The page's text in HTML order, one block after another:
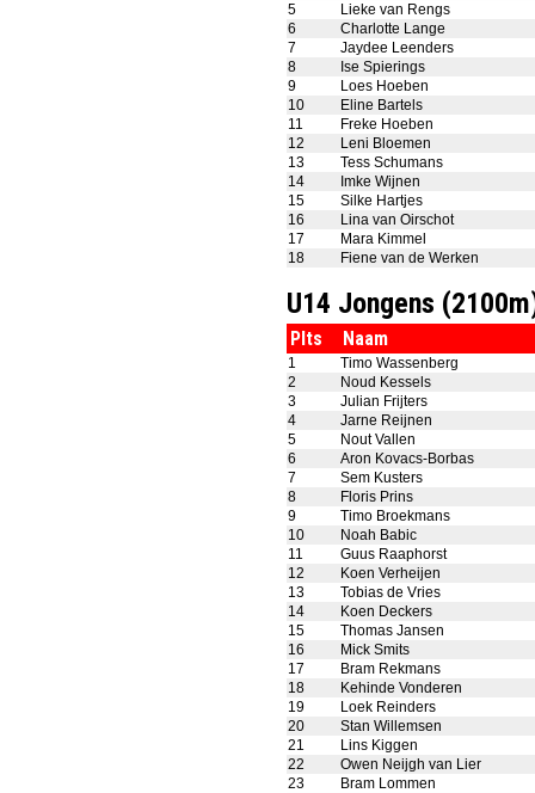
5
Lieke van Rengs
6
Charlotte Lange
7
Jaydee Leenders
8
Ise Spierings
9
Loes Hoeben
10
Eline Bartels
11
Freke Hoeben
12
Leni Bloemen
13
Tess Schumans
14
Imke Wijnen
15
Silke Hartjes
16
Lina van Oirschot
17
Mara Kimmel
18
Fiene van de Werken
U14 Jongens
Plts Naam
1
Timo Wassenberg
2
Noud Kessels
3
Julian Frijters
4
Jarne Reijnen
5
Nout Vallen
6
Aron Kovacs-Borbas
7
Sem Kusters
8
Floris Prins
9
Timo Broekmans
10
Noah Babic
11
Guus Raaphorst
12
Koen Verheijen
13
Tobias de Vries
14
Koen Deckers
15
Thomas Jansen
16
Mick Smits
17
Bram Rekmans
18
Kehinde Vonderen
19
Loek Reinders
20
Stan Willemsen
21
Lins Kiggen
22
Owen Neijgh van Lier
23
Bram Lommen